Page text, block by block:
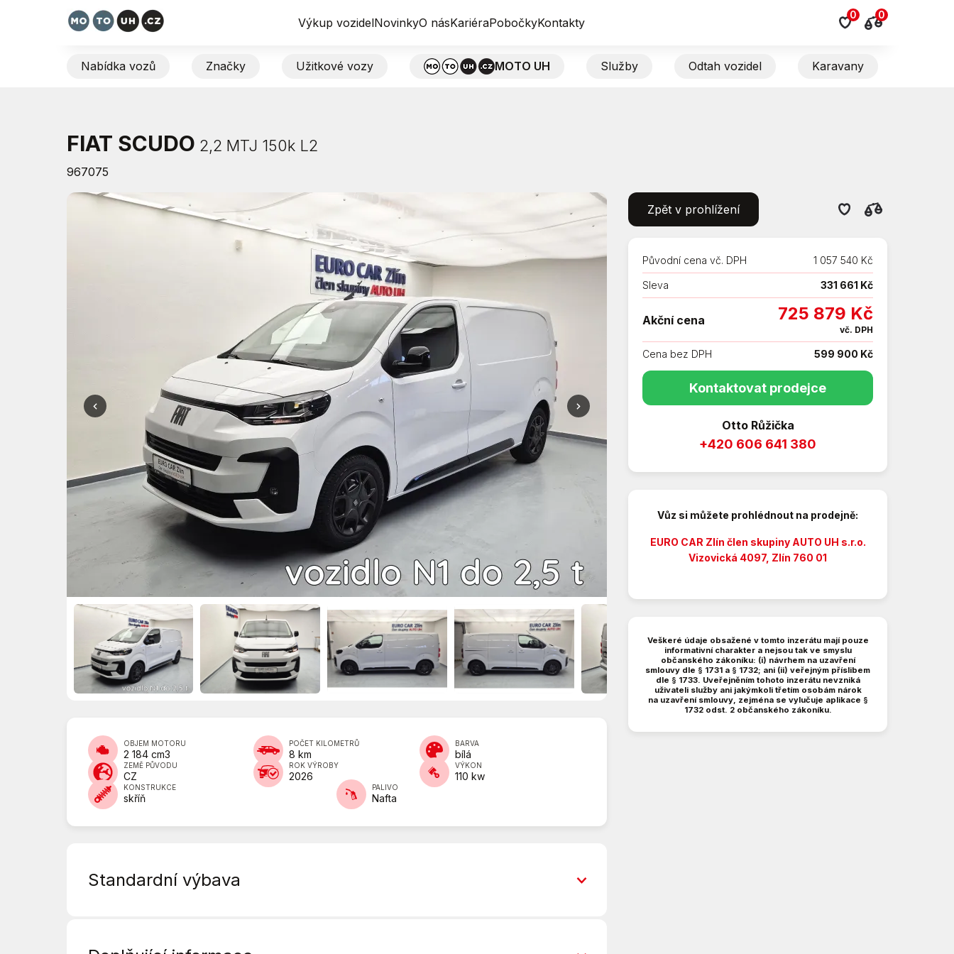
Výkup vozidelNovinkyO násKariéraPobočkyKontakty
0 0
Nabídka vozů Značky Užitkové vozy MOTO UH Služby Odtah vozidel Karavany
FIAT SCUDO 2,2 MTJ 150k L2
967075
OBJEM MOTORU
2 184 cm3
POČET KILOMETRŮ
8 km
BARVA
bílá
ZEMĚ PŮVODU
CZ
ROK VÝROBY
2026
VÝKON
110 kw
KONSTRUKCE
skříň
PALIVO
Nafta
Standardní výbava
Zpět v prohlížení
Původní cena vč. DPH 1 057 540 Kč
Sleva 331 661 Kč
Akční cena 725 879 Kč
vč. DPH
Cena bez DPH 599 900 Kč
Kontaktovat prodejce
Otto Růžička
+420 606 641 380
Vůz si můžete prohlédnout na prodejně:
EURO CAR Zlín člen skupiny AUTO UH s.r.o.
Vizovická 4097, Zlín 760 01
Veškeré údaje obsažené v tomto inzerátu mají pouze
informativní charakter a nejsou tak ve smyslu
občanského zákoníku: (i) návrhem na uzavření
smlouvy dle § 1731 a § 1732; ani (ii) veřejným příslibem
dle § 1733. Uveřejněním tohoto inzerátu nevzniká
uživateli služby ani jakýmkoli třetím osobám nárok
na uzavření smlouvy, zejména se vylučuje aplikace §
1732 odst. 2 občanského zákoníku.